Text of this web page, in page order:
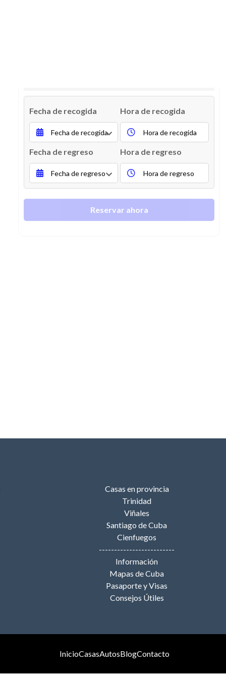
Fecha de recogida Hora de recogida
Fecha de regreso Hora de regreso
Reservar ahora
Casas en provincia
Trinidad
Viñales
Santiago de Cuba
Cienfuegos
-------------------------
Información
Mapas de Cuba
Pasaporte y Visas
Consejos Útiles
InicioCasasAutosBlogContacto